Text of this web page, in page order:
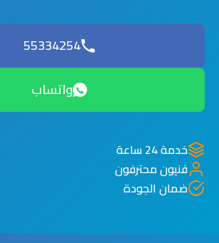
55334254
واتساب
خدمة 24 ساعة
فنيون محترفون
ضمان الجودة